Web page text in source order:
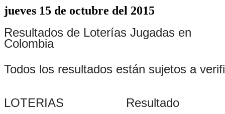
jueves 15 de octubre del 2015
Resultados de Loterías Jugadas en
Colombia
Todos los resultados están sujetos a
LOTERIAS
Resultado